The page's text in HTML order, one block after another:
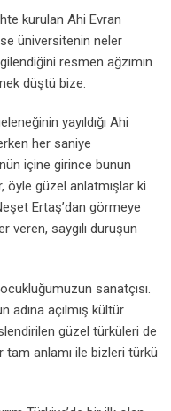
kurulan Ahi Evran
üniversitenin neler
resmen ağzımın
düştü bize.
yayıldığı Ahi
her saniye
içine girince bunun
öyle güzel anlatmışlar ki
Ertaş’dan görmeye
veren, saygılı duruşun
sanatçısı.
adına açılmış kültür
güzel türküleri de
tam anlamı ile bizleri türkü